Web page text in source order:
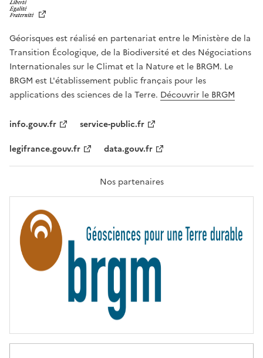
T
É
,
É
G
A
L
F
A
T
R
T
É
Géorisques est réalisé en partenariat entre le Ministère de la
Transition Écologique, de la Biodiversité et des Négociations
Internationales sur le Climat et la Nature et le BRGM. Le
BRGM est L'établissement public français pour les
applications des sciences de la Terre. Découvrir le BRGM
info.gouv.fr
service-public.fr
legifrance.gouv.fr
data.gouv.fr
Nos partenaires